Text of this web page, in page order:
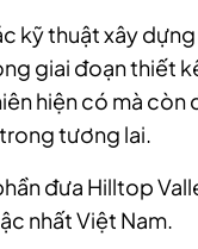
kỹ thuật xây
giai đoạn thiết
hiện có mà
tương lai.
đưa Hilltop
nhất Việt Nam.